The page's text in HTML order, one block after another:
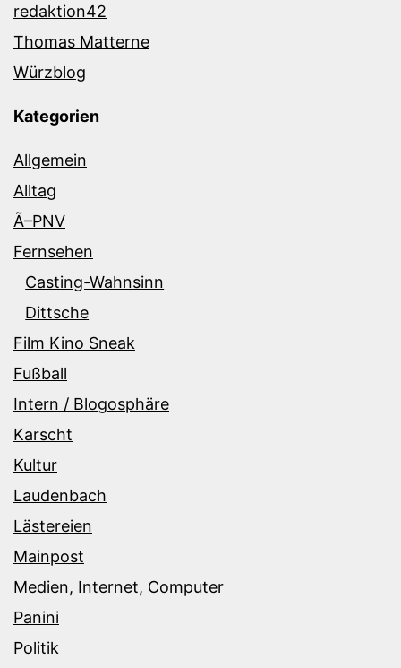
redaktion42
Thomas Matterne
Würzblog
Kategorien
Allgemein
Alltag
Ã–PNV
Fernsehen
Casting-Wahnsinn
Dittsche
Film Kino Sneak
Fußball
Intern / Blogosphäre
Karscht
Kultur
Laudenbach
Lästereien
Mainpost
Medien, Internet, Computer
Panini
Politik